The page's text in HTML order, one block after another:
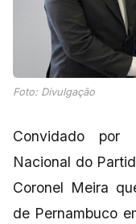
Foto: Divulgação
Convidado por
Nacional do
Coronel Meira
de Pernambuco